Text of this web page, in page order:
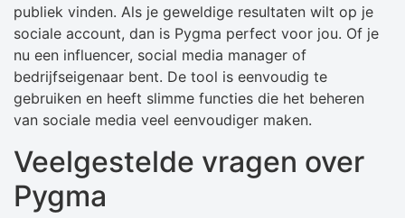
publiek vinden. Als je geweldige resultaten wilt op je
sociale account, dan is Pygma perfect voor jou. Of je
nu een influencer, social media manager of
bedrijfseigenaar bent. De tool is eenvoudig te
gebruiken en heeft slimme functies die het beheren
van sociale media veel eenvoudiger maken.
Veelgestelde vragen over
Pygma